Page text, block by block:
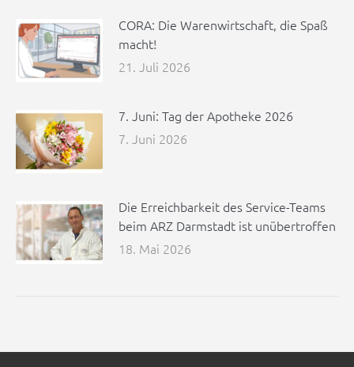
CORA: Die Warenwirtschaft, die Spaß
macht!
21. Juli 2026
7. Juni: Tag der Apotheke 2026
7. Juni 2026
Die Erreichbarkeit des Service-Teams
beim ARZ Darmstadt ist unübertroffen
18. Mai 2026